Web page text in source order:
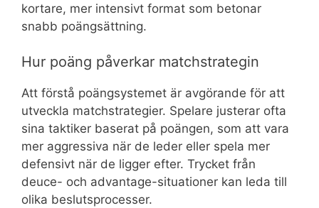
kortare, mer intensivt format som betonar
snabb poängsättning.
Hur poäng påverkar matchstrategin
Att förstå poängsystemet är avgörande för att
utveckla matchstrategier. Spelare justerar ofta
sina taktiker baserat på poängen, som att vara
mer aggressiva när de leder eller spela mer
defensivt när de ligger efter. Trycket från
deuce- och advantage-situationer kan leda till
olika beslutsprocesser.